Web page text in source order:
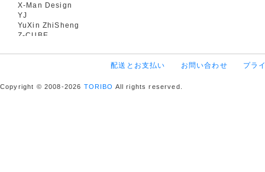
X-Man Design
YJ
YuXin ZhiSheng
Z-CUBE
配送とお支払い お問い合わせ プラ
Copyright © 2008-2026 TORIBO All rights reserved.